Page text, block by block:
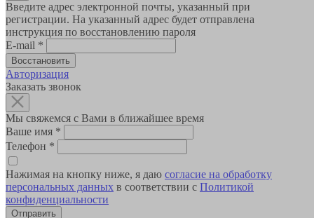
Введите адрес электронной почты, указанный при
регистрации. На указанный адрес будет отправлена
инструкция по восстановлению пароля
E-mail *
Авторизация
Заказать звонок
Мы свяжемся с Вами в ближайшее время
Ваше имя *
Телефон *
Нажимая на кнопку ниже, я даю согласие на обработку
персональных данных в соответствии с Политикой
конфиденциальности